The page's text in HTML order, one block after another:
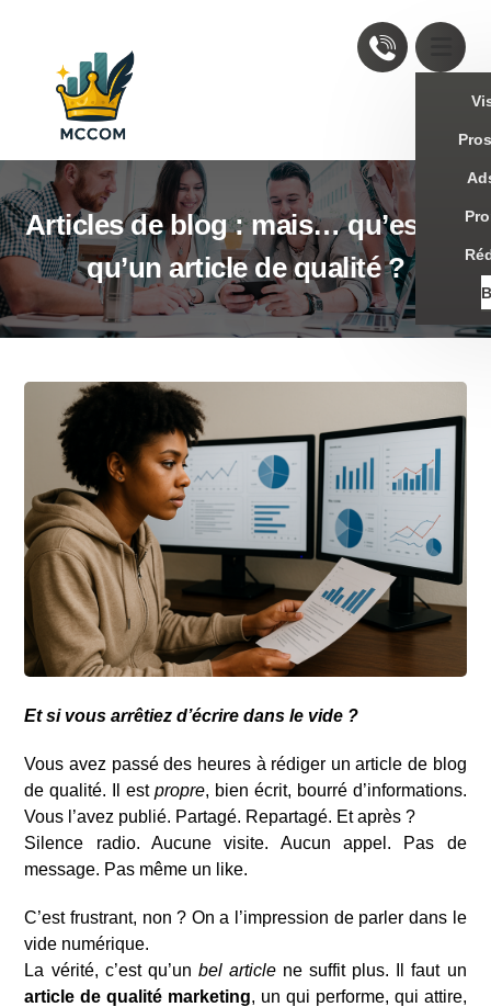
Articles de blog : mais… qu’est-ce
qu’un article de qualité ?
Et si vous arrêtiez d’écrire dans le vide ?
Vous avez passé des heures à rédiger un article de blog
de qualité. Il est propre, bien écrit, bourré d’informations.
Vous l’avez publié. Partagé. Repartagé. Et après ?
Silence radio. Aucune visite. Aucun appel. Pas de
message. Pas même un like.
C’est frustrant, non ? On a l’impression de parler dans le
vide numérique.
La vérité, c’est qu’un bel articlene suffit plus. Il faut un
article de qualité marketing, un qui performe, qui attire,